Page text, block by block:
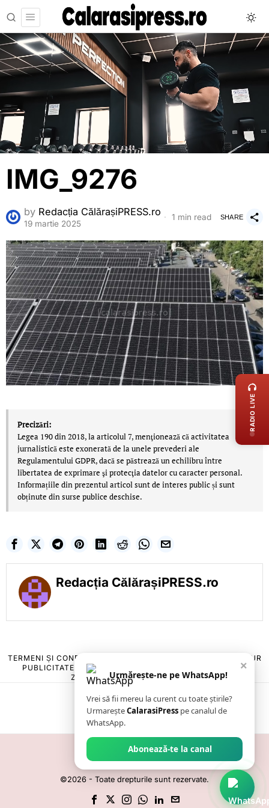
IMG_9276
by Redacția CălărașiPRESS.ro
19 martie 2025
1 min read SHARE
Precizări:
Legea 190 din 2018, la articolul 7, menţionează că activitatea
jurnalistică este exonerată de la unele prevederi ale
Regulamentului GDPR, dacă se păstrează un echilibru între
libertatea de exprimare şi protecţia datelor cu caracter personal.
Informațiile din prezentul articol sunt de interes public și sunt
obținute din surse publice deschise.
Redacția CălărașiPRESS.ro
TERMENI ȘI CONDIȚII
POLITICA DE ANULARE & RETUR
PUBLICITATE ONLINE & TIPĂRITĂ
CONTACT
ZIARUL ANUNȚUL CĂLĂRĂȘEAN
©2026 - Toate drepturile sunt rezervate.
×
Urmărește-ne pe WhatsApp!
Vrei să fii mereu la curent cu toate știrile?
UrmareșteCalarasiPress pe canalul de
WhatsApp.
Abonează-te la canal
LIVE
RADIO LIVE